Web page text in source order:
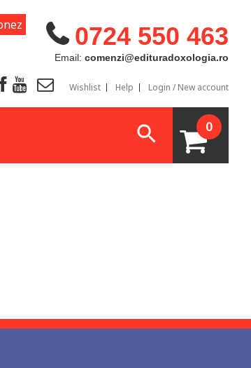
0724 550 463
Email: comenzi@edituradoxologia.ro
Wishlist Help Login / New account
0